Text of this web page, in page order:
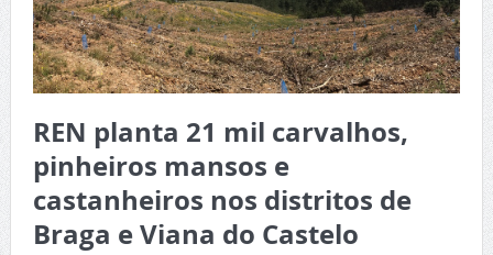
REN planta 21 mil carvalhos,
pinheiros mansos e
castanheiros nos distritos de
Braga e Viana do Castelo